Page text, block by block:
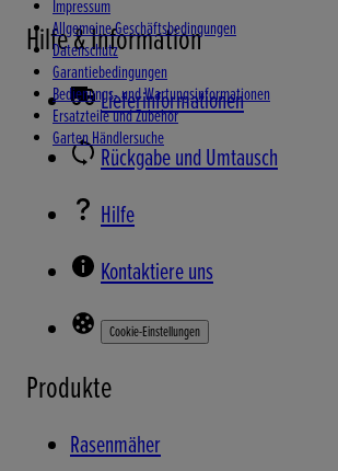
Impressum
Allgemeine Geschäftsbedingungen
Datenschutz
Garantiebedingungen
Bedienungs- und Wartungsinformationen
Ersatzteile und Zubehör
Garten Händlersuche
Hilfe & Information
Lieferinformationen
Rückgabe und Umtausch
Hilfe
Kontaktiere uns
Cookie-Einstellungen
Produkte
Rasenmäher